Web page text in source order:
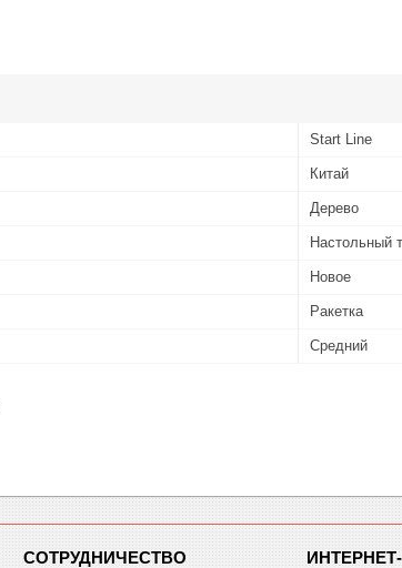
Start Line
Китай
Дерево
Настольный
Новое
Ракетка
Средний
СОТРУДНИЧЕСТВО